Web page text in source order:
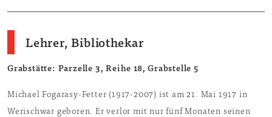
Lehrer, Bibliothekar
Grabstätte: Parzelle 3, Reihe 18, Grabstelle 5
Michael Fogarasy-Fetter (1917-2007) ist am 21. Mai 1917 in
Werischwar geboren. Er verlor mit nur fünf Monaten seinen